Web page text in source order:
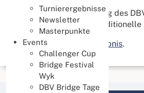
Turnierergebnisse
Newsletter
Masterpunkte
Events
Challenger Cup
Bridge Festival
Wyk
DBV Bridge Tage
Jahreshauptversammlung des
2024 in Münster das traditionelle
Hier finden Sie das
Ergebnis.